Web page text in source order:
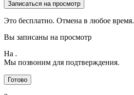
Записаться на просмотр
Это бесплатно. Отмена в любое время.
Вы записаны на просмотр
На .
Мы позвоним для подтверждения.
Готово